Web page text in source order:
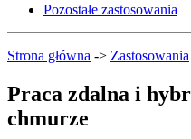
Pozostałe zastosowania
Strona główna -> Zastosowania
Praca zdalna i
chmurze